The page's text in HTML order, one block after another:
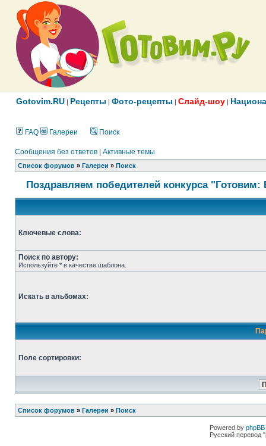
Gotovim.RU | Рецепты | Фото-рецепты | Слайд-шоу |
FAQ Галереи Поиск
Сообщения без ответов Активные темы
Список форумов » Галереи » Поиск
Поздравляем победителей конкурса
Ключевые слова:
Поиск по автору:
Используйте * в качестве шаблона.
Искать в альбомах:
Поле сортировки:
Список форумов » Галереи » Поиск
Powered by
Русский перевод